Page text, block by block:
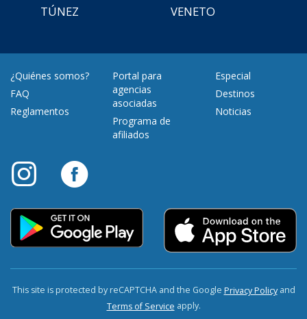
TÚNEZ
VENETO
¿Quiénes somos?
FAQ
Reglamentos
Portal para
agencias
asociadas
Programa de
afiliados
Especial
Destinos
Noticias
This site is protected by reCAPTCHA and the Google Privacy Policyand
Terms of Service apply.